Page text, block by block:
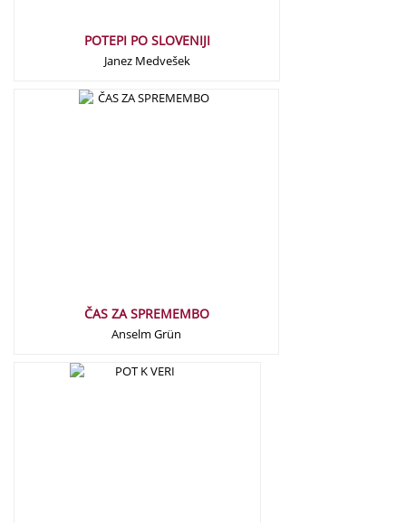
POTEPI PO SLOVENIJI
Janez Medvešek
ČAS ZA SPREMEMBO
Anselm Grün